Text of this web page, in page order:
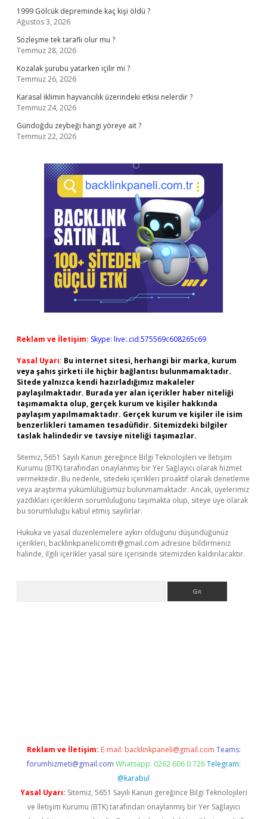
1999 Gölcük depreminde kaç kişi öldü ?
Ağustos 3, 2026
Sözleşme tek taraflı olur mu ?
Temmuz 28, 2026
Kozalak şurubu yatarken içilir mi ?
Temmuz 26, 2026
Karasal iklimin hayvancılık üzerindeki etkisi nelerdir ?
Temmuz 24, 2026
Gündoğdu zeybeği hangi yöreye ait ?
Temmuz 22, 2026
Reklam ve İletişim: Skype: live:.cid.575569c608265c69
Yasal Uyarı: Bu internet sitesi, herhangi bir marka, kurum
veya şahıs şirketi ile hiçbir bağlantısı bulunmamaktadır.
Sitede yalnızca kendi hazırladığımız makaleler
paylaşılmaktadır. Burada yer alan içerikler haber niteliği
taşımamakta olup, gerçek kurum ve kişiler hakkında
paylaşım yapılmamaktadır. Gerçek kurum ve kişiler ile isim
benzerlikleri tamamen tesadüfidir. Sitemizdeki bilgiler
taslak halindedir ve tavsiye niteliği taşımazlar.
Sitemiz, 5651 Sayılı Kanun gereğince Bilgi Teknolojileri ve İletişim
Kurumu (BTK) tarafından onaylanmış bir Yer Sağlayıcı olarak hizmet
vermektedir. Bu nedenle, sitedeki içerikleri proaktif olarak denetleme
veya araştırma yükümlülüğümüz bulunmamaktadır. Ancak, üyelerimiz
yazdıkları içeriklerin sorumluluğunu taşımakta olup, siteye üye olarak
bu sorumluluğu kabul etmiş sayılırlar.
Hukuka ve yasal düzenlemelere aykırı olduğunu düşündüğünüz
içerikleri, backlinkpanelicomtr@gmail.com adresine bildirmeniz
halinde, ilgili içerikler yasal süre içerisinde sitemizden kaldırılacaktır.
Reklam ve İletişim: E-mail: backlinkpaneli@gmail.com Teams:
forumhizmeti@gmail.com Whatsapp: 0262 606 0 726 Telegram:
@karabul
Yasal Uyarı: Sitemiz, 5651 Sayılı Kanun gereğince Bilgi Teknolojileri
ve İletişim Kurumu (BTK) tarafından onaylanmış bir Yer Sağlayıcı